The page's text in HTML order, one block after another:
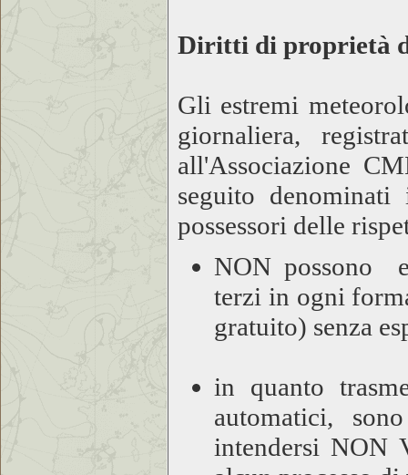
Diritti di proprietà
Gli estremi
giornaliera,
all'Associazione
seguito
possessori delle
NON possono
terzi in ogni
gratuito) senza
in quanto
automatici,
intendersi NON